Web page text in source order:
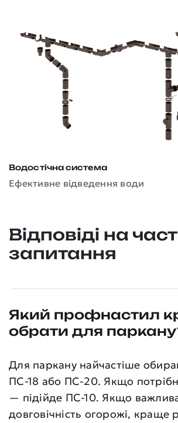
Водостічна система
Ефективне відведення води
Відповіді на
запитання
Який профнастил
обрати для
Для паркану найчастіше
ПС-18 або ПС-20. Якщо
— підійде ПС-10. Якщо важлива
довговічність огорожі, краще